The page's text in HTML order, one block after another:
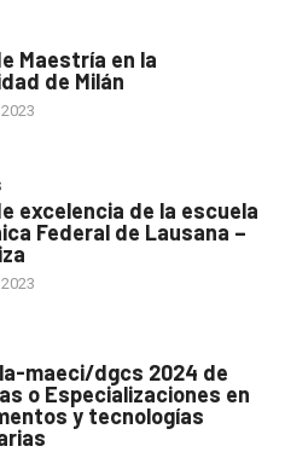
Maestría en la
de Milán
excelencia de la escuela
Federal de Lausana –
maeci/dgcs 2024 de
o Especializaciones en
y tecnologías